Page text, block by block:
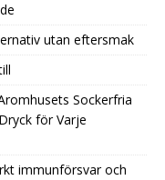
utan eftersmak
Sockerfria
för Varje
immunförsvar och